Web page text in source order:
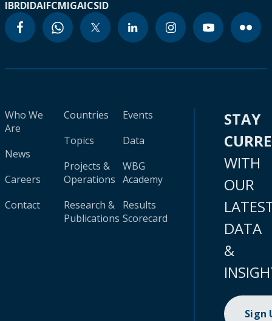
IBRDIDAIFCMIGAICSID
Who We
Are
News
Careers
Contact
Countries
Topics
Projects &
Operations
Research &
Publications
Events
Data
WBG
Academy
Results
Scorecard
STAY
WITH
OUR
DATA
&
Sign